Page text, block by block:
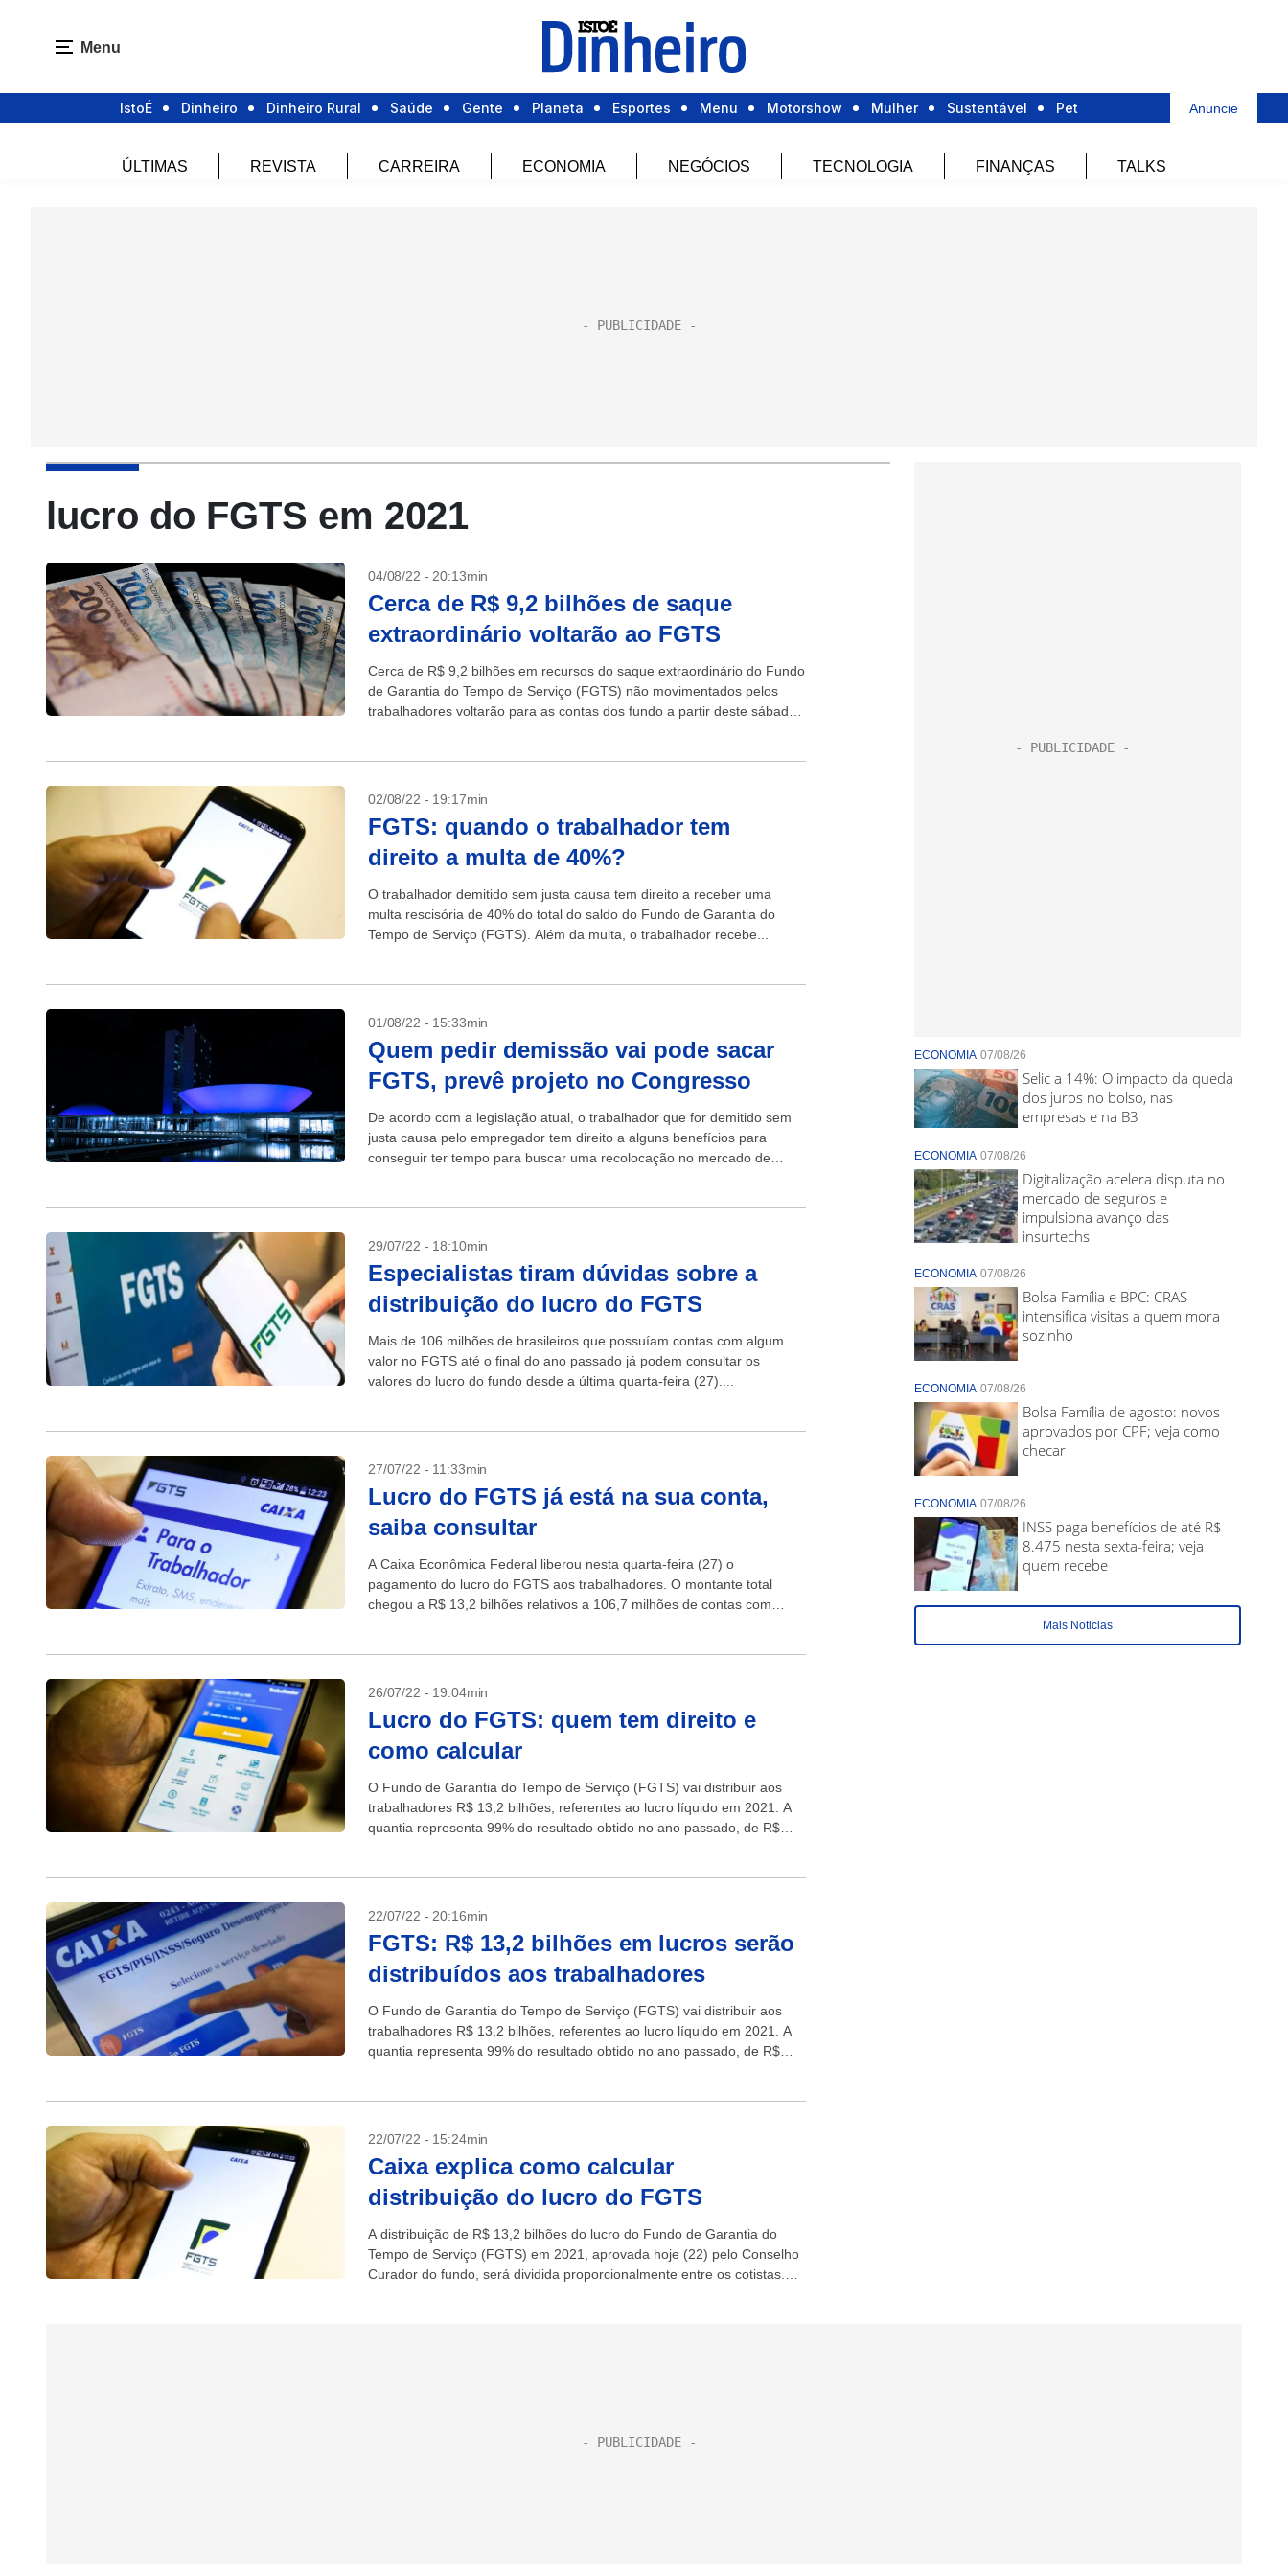
Menu
IstoÉ Dinheiro Dinheiro Rural Saúde Gente Planeta Esportes Menu Motorshow Mulher Sustentável Pet Anuncie
ÚLTIMAS REVISTA CARREIRA ECONOMIA NEGÓCIOS TECNOLOGIA FINANÇAS TALKS
lucro do FGTS em 2021
04/08/22 - 20:13min
Cerca de R$ 9,2 bilhões de saque
extraordinário voltarão ao FGTS
Cerca de R$ 9,2 bilhões em recursos do saque extraordinário do Fundo
de Garantia do Tempo de Serviço (FGTS) não movimentados pelos
trabalhadores voltarão para as contas dos fundo a partir deste sábado
02/08/22 - 19:17min
FGTS: quando o trabalhador tem
direito a multa de 40%?
O trabalhador demitido sem justa causa tem direito a receber uma
multa rescisória de 40% do total do saldo do Fundo de Garantia do
Tempo de Serviço (FGTS). Além da multa, o trabalhador recebe...
01/08/22 - 15:33min
Quem pedir demissão vai pode sacar
FGTS, prevê projeto no Congresso
De acordo com a legislação atual, o trabalhador que for demitido sem
justa causa pelo empregador tem direito a alguns benefícios para
conseguir ter tempo para buscar uma recolocação no mercado de
29/07/22 - 18:10min
Especialistas tiram dúvidas sobre a
distribuição do lucro do FGTS
Mais de 106 milhões de brasileiros que possuíam contas com algum
valor no FGTS até o final do ano passado já podem consultar os
valores do lucro do fundo desde a última quarta-feira (27)....
27/07/22 - 11:33min
Lucro do FGTS já está na sua conta,
saiba consultar
A Caixa Econômica Federal liberou nesta quarta-feira (27) o
pagamento do lucro do FGTS aos trabalhadores. O montante total
chegou a R$ 13,2 bilhões relativos a 106,7 milhões de contas com
26/07/22 - 19:04min
Lucro do FGTS: quem tem direito e
como calcular
O Fundo de Garantia do Tempo de Serviço (FGTS) vai distribuir aos
trabalhadores R$ 13,2 bilhões, referentes ao lucro líquido em 2021. A
quantia representa 99% do resultado obtido no ano passado, de R$
22/07/22 - 20:16min
FGTS: R$ 13,2 bilhões em lucros serão
distribuídos aos trabalhadores
O Fundo de Garantia do Tempo de Serviço (FGTS) vai distribuir aos
trabalhadores R$ 13,2 bilhões, referentes ao lucro líquido em 2021. A
quantia representa 99% do resultado obtido no ano passado, de R$
22/07/22 - 15:24min
Caixa explica como calcular
distribuição do lucro do FGTS
A distribuição de R$ 13,2 bilhões do lucro do Fundo de Garantia do
Tempo de Serviço (FGTS) em 2021, aprovada hoje (22) pelo Conselho
Curador do fundo, será dividida proporcionalmente entre os cotistas.
ECONOMIA 07/08/26
Selic a 14%: O impacto da queda
dos juros no bolso, nas
empresas e na B3
ECONOMIA 07/08/26
Digitalização acelera disputa no
mercado de seguros e
impulsiona avanço das
insurtechs
ECONOMIA 07/08/26
Bolsa Família e BPC: CRAS
intensifica visitas a quem mora
sozinho
ECONOMIA 07/08/26
Bolsa Família de agosto: novos
aprovados por CPF; veja como
checar
ECONOMIA 07/08/26
INSS paga benefícios de até R$
8.475 nesta sexta-feira; veja
quem recebe
Mais Noticias